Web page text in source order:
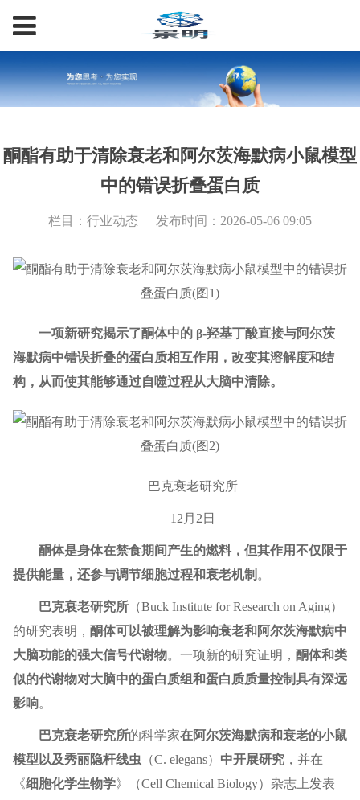
酮酯有助于清除衰老和阿尔茨海默病小鼠模型
中的错误折叠蛋白质
栏目：行业动态 发布时间：2026-05-06 09:05
一项新研究揭示了酮体中的 β-羟基丁酸直接与阿尔茨
海默病中错误折叠的蛋白质相互作用，改变其溶解度和结
构，从而使其能够通过自噬过程从大脑中清除。
巴克衰老研究所
12月2日
酮体是身体在禁食期间产生的燃料，但其作用不仅限于
提供能量，还参与调节细胞过程和衰老机制 。
巴克衰老研究所（Buck Institute for Research on Aging）
的研究表明， 酮体可以被理解为影响衰老和阿尔茨海默病中
大脑功能的强大信号代谢物。一项新的研究证明， 酮体和类
似的代谢物对大脑中的蛋白质组和蛋白质质量控制具有深远
影响。
巴克衰老研究所的科学家在阿尔茨海默病和衰老的小鼠
模型以及秀丽隐杆线虫 （C. elegans） 中开展研究，并在
《细胞化学生物学》（Cell Chemical Biology）杂志上发表